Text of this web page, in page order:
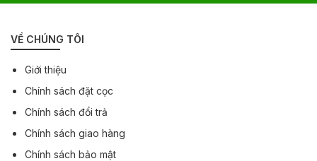
VỀ CHÚNG TÔI
Giới thiệu
Chính sách đặt cọc
Chính sách đổi trả
Chính sách giao hàng
Chính sách bảo mật